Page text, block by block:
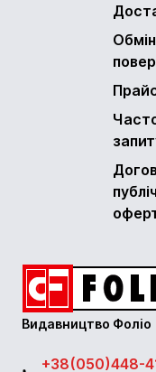
Видавництво Фоліо
+38(050)448-